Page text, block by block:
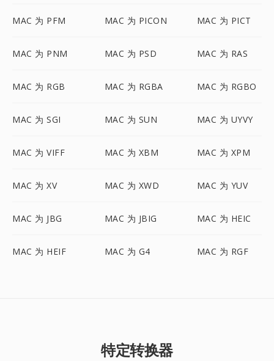
MAC 为 PFM MAC 为 PICON MAC 为 PICT
MAC 为 PNM MAC 为 PSD MAC 为 RAS
MAC 为 RGB MAC 为 RGBA MAC 为 RGBO
MAC 为 SGI MAC 为 SUN MAC 为 UYVY
MAC 为 VIFF MAC 为 XBM MAC 为 XPM
MAC 为 XV MAC 为 XWD MAC 为 YUV
MAC 为 JBG MAC 为 JBIG MAC 为 HEIC
MAC 为 HEIF MAC 为 G4 MAC 为 RGF
特定转换器